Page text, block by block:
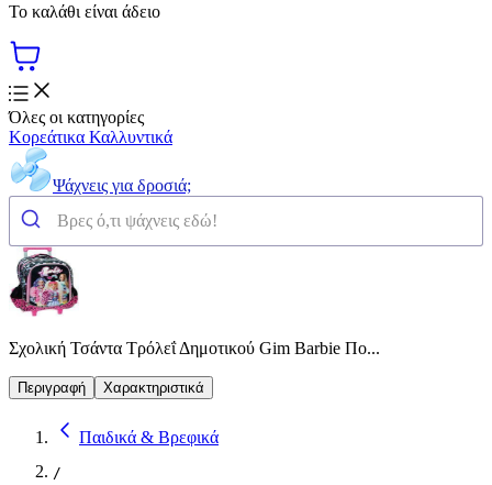
Το καλάθι είναι άδειο
Όλες οι κατηγορίες
Κορεάτικα Καλλυντικά
Ψάχνεις για δροσιά;
Σχολική Τσάντα Τρόλεΐ Δημοτικού Gim Barbie Πο...
Περιγραφή Χαρακτηριστικά
Παιδικά & Βρεφικά
/